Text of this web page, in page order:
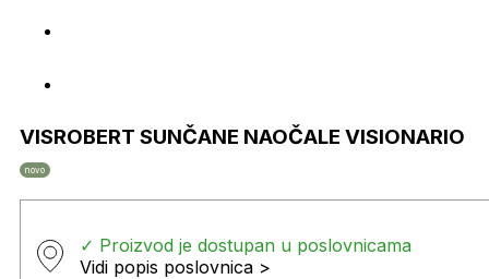
VISROBERT SUNČANE NAOČALE VISIONARIO
novo
✓ Proizvod je dostupan u poslovnicama
Vidi popis poslovnica >